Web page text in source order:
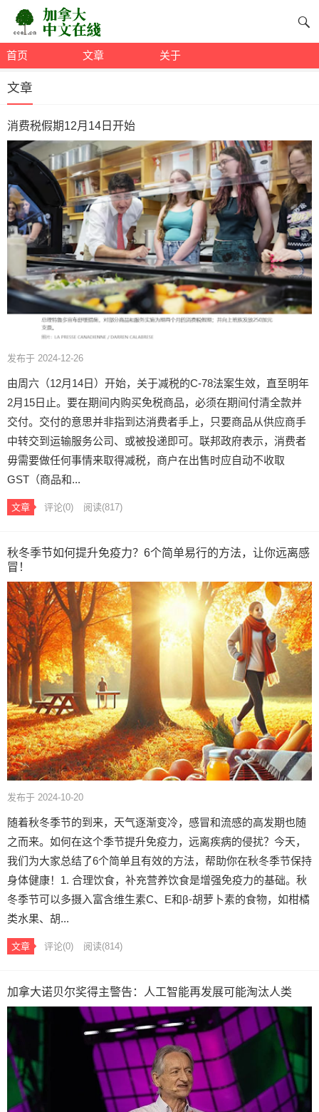
首页 文章 关于
文章
消费税假期12月14日开始
发布于 2024-12-26
由周六（12月14日）开始，关于减税的C-78法案生效，直至明年
2月15日止。要在期间内购买免税商品，必须在期间付清全款并
交付。交付的意思并非指到达消费者手上，只要商品从供应商手
中转交到运输服务公司、或被投递即可。联邦政府表示，消费者
毋需要做任何事情来取得减税，商户在出售时应自动不收取
GST（商品和...
文章 评论(0) 阅读(817)
秋冬季节如何提升免疫力？6个简单易行的方法，让你远离感
冒！
发布于 2024-10-20
随着秋冬季节的到来，天气逐渐变冷，感冒和流感的高发期也随
之而来。如何在这个季节提升免疫力，远离疾病的侵扰？今天，
我们为大家总结了6个简单且有效的方法，帮助你在秋冬季节保持
身体健康！1. 合理饮食，补充营养饮食是增强免疫力的基础。秋
冬季节可以多摄入富含维生素C、E和β-胡萝卜素的食物，如柑橘
类水果、胡...
文章 评论(0) 阅读(814)
加拿大诺贝尔奖得主警告：人工智能再发展可能淘汰人类